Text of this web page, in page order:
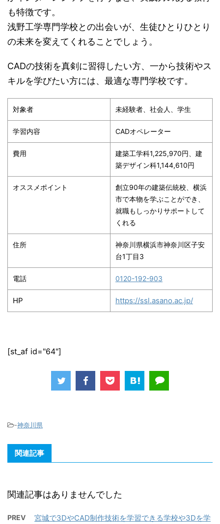
も特徴です。
浅野工学専門学校との出会いが、生徒ひとりひとり
の未来を変えてくれることでしょう。
CADの技術を真剣に習得したい方、一から技術やス
キルを学びたい方には、最適な専門学校です。
対象者 未経験者、社会人、学生
学習内容 CADオペレーター
費用
建築工学科1,225,970円、建
築デザイン科1,144,610円
オススメポイント
創立90年の建築伝統校、横浜
市で本物を学ぶことができ、
就職もしっかりサポートして
くれる
住所
神奈川県横浜市神奈川区子安
台1丁目3
電話 0120-192-903
HP https://ssl.asano.ac.jp/
[st_af id="64"]
-神奈川県
関連記事
関連記事はありませんでした
PREV
宮城で3DやCAD制作技術を学習できる学校や3Dを学